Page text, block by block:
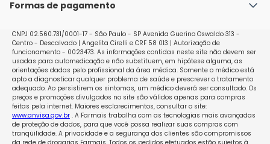
Políticas de Trocas e Devoluções
Formas de pagamento
CNPJ 02.560.731/0001-17 - São Paulo - SP Avenida Guerino Oswaldo 313 -
Centro - Descalvado | Angelita Cirelli e CRF 58 013 | Autorização de
funcionamento - 0023473. As informações contidas neste site não devem ser
usadas para automedicação e não substituem, em hipótese alguma, as
orientações dadas pelo profissional da área médica. Somente o médico está
apto a diagnosticar qualquer problema de saúde e prescrever o tratamento
adequado. Ao persistirem os sintomas, um médico deverá ser consultado. Os
preços e promoções divulgados no site são válidos apenas para compras
feitas pela internet. Maiores esclarecimentos, consultar o site:
www.anvisa.gov.br. A Farmais trabalha com as tecnologias mais avançadas
de proteção de dados, para que você possa realizar suas compras com
tranqüilidade. A privacidade e a segurança dos clientes são compromissos